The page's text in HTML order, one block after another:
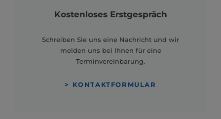
Kostenloses Erstgespräch
Schreiben Sie uns eine Nachricht und wir
melden uns bei Ihnen für eine
Terminvereinbarung.
> KONTAKTFORMULAR